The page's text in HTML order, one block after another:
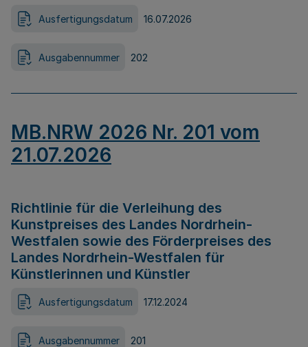
Ausfertigungsdatum 16.07.2026
Ausgabennummer 202
MB.NRW 2026 Nr. 201 vom
21.07.2026
Richtlinie für die Verleihung des
Kunstpreises des Landes Nordrhein-
Westfalen sowie des Förderpreises des
Landes Nordrhein-Westfalen für
Künstlerinnen und Künstler
Ausfertigungsdatum 17.12.2024
Ausgabennummer 201